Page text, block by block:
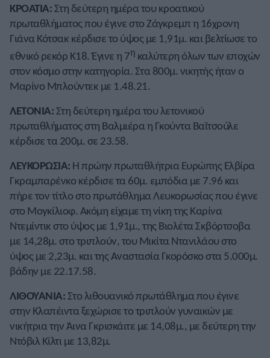
ΚΡΟΑΤΙΑ:Στη δεύτερη ημέρα του κροατικού
πρωταθλήματος που έγινε στο Ζάγκρεμπ η 16χρονη
Γιάνα Κότσακ κέρδισε το ύψος με 1,91μ. και βελτίωσε το
εθνικό ρεκόρ Κ18. Έγινε η 7η καλύτερη όλων των εποχών
στον κόσμο στην κατηγορία. Στα 800μ. νικητής ήταν ο
Μαρίνο Μπλούντεκ με 1.48.21.
ΛΕΤΟΝΙΑ:Στη δεύτερη ημέρα του λετονικού
πρωταθλήματος στη Βαλμιέρα η Γκούντα Βαϊτσούλε
κέρδισε τα 200μ. σε 23.58.
ΛΕΥΚΟΡΩΣΙΑ: Η πρώην πρωταθλήτρια Ευρώπης Ελβίρα
Γκραμπαρένκο κέρδισε τα 60μ. εμπόδια με 7.96 και
πήρε τον τίτλο στο πρωτάθλημα Λευκορωσίας που έγινε
στο Μογκίλιοφ. Ακόμη είχαμε τη νίκη της Καρίνα
Ντεμίντικ στο ύψος με 1,91μ., της Βιολέτα Σκβόρτσοβα
με 14,28μ. στο τριπλούν, του Μικίτα Ντανιλάου στο
ύψος με 2,23μ. και της Αναστασία Γκορόσκο στα 5.000μ.
βάδην με 22.17.58.
ΛΙΘΟΥΑΝΙΑ:Στο λιθουανικό πρωτάθλημα που έγινε
στην Κλαπέιντα ξεχώρισε το τριπλούν γυναικών με
νικήτρια την Άινα Γκρισκάιτε με 14,08μ., με δεύτερη την
Ντόβιλ Κίλτι με 13,82μ.